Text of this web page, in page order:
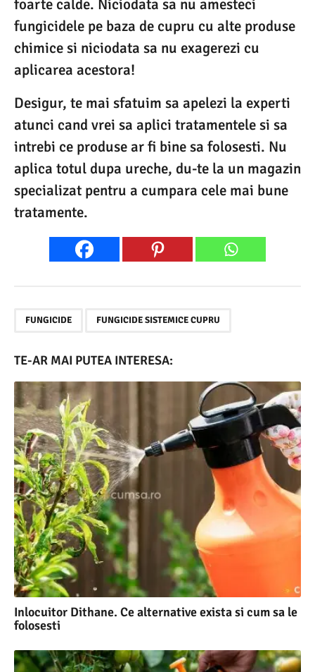
foarte calde. Niciodata sa nu amesteci
fungicidele pe baza de cupru cu alte produse
chimice si niciodata sa nu exagerezi cu
aplicarea acestora!
Desigur, te mai sfatuim sa apelezi la experti
atunci cand vrei sa aplici tratamentele si sa
intrebi ce produse ar fi bine sa folosesti. Nu
aplica totul dupa ureche, du-te la un magazin
specializat pentru a cumpara cele mai bune
tratamente.
FUNGICIDE FUNGICIDE SISTEMICE CUPRU
TE-AR MAI PUTEA INTERESA:
Inlocuitor Dithane. Ce alternative exista si cum sa le
folosesti